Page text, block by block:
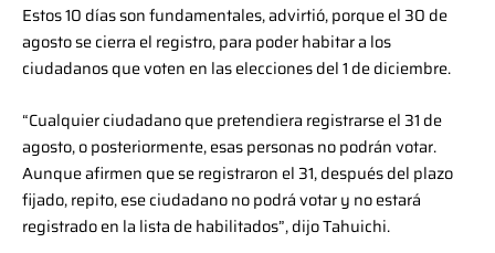
Estos 10 días son fundamentales, advirtió, porque el 30 de
agosto se cierra el registro, para poder habitar a los
ciudadanos que voten en las elecciones del 1 de diciembre.
“Cualquier ciudadano que pretendiera registrarse el 31 de
agosto, o posteriormente, esas personas no podrán votar.
Aunque afirmen que se registraron el 31, después del plazo
fijado, repito, ese ciudadano no podrá votar y no estará
registrado en la lista de habilitados”, dijo Tahuichi.